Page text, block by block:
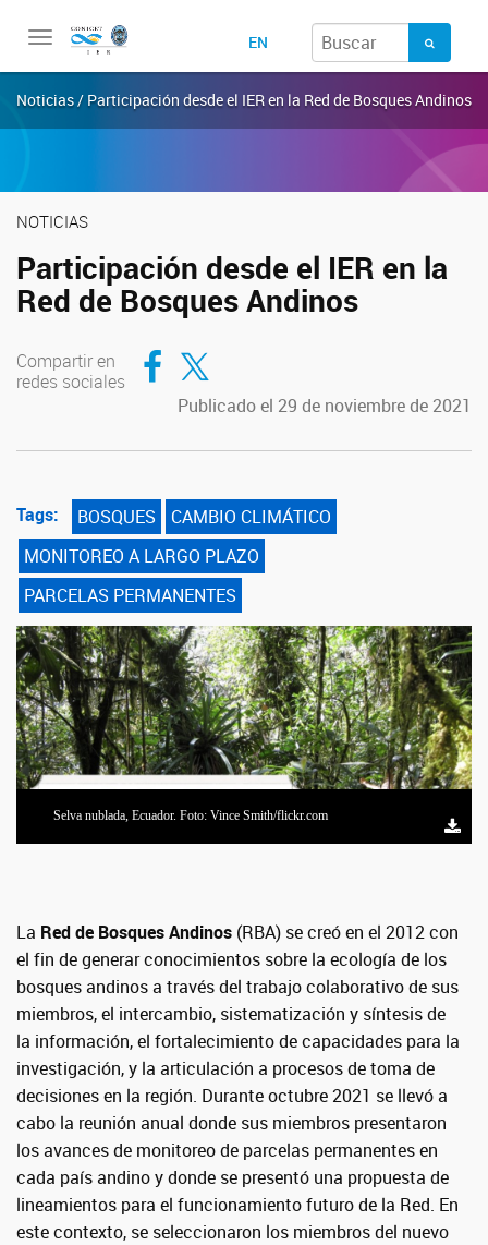
Toggle
EN
Noticias / Participación desde el IER en la Red de Bosques Andinos
NOTICIAS
Participación desde el IER en la
Red de Bosques Andinos
Compartir en
redes sociales
Compartir en Facebook
Compartir en Twitter
Publicado el 29 de noviembre de 2021
Tags: BOSQUES
CAMBIO CLIMÁTICO
MONITOREO A LARGO PLAZO
PARCELAS PERMANENTES
Selva nublada, Ecuador. Foto: Vince Smith/flickr.com
La Red de Bosques Andinos (RBA) se creó en el 2012 con
el fin de generar conocimientos sobre la ecología de los
bosques andinos a través del trabajo colaborativo de sus
miembros, el intercambio, sistematización y síntesis de
la información, el fortalecimiento de capacidades para la
investigación, y la articulación a procesos de toma de
decisiones en la región. Durante octubre 2021 se llevó a
cabo la reunión anual donde sus miembros presentaron
los avances de monitoreo de parcelas permanentes en
cada país andino y donde se presentó una propuesta de
lineamientos para el funcionamiento futuro de la Red. En
este contexto, se seleccionaron los miembros del nuevo